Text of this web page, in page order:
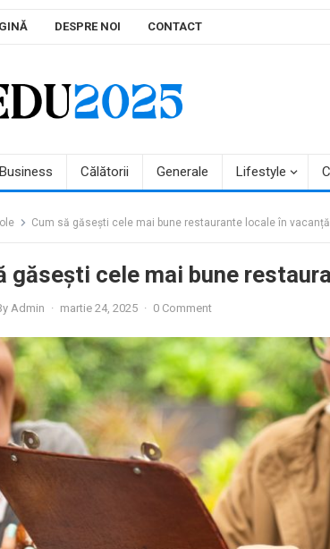
DESPRE NOI CONTACT
Business Călătorii Generale Lifestyle
Cum să găsești cele mai bune restaurante locale în vacanță
găsești cele mai bune
Admin · martie 24, 2025 · 0 Comment